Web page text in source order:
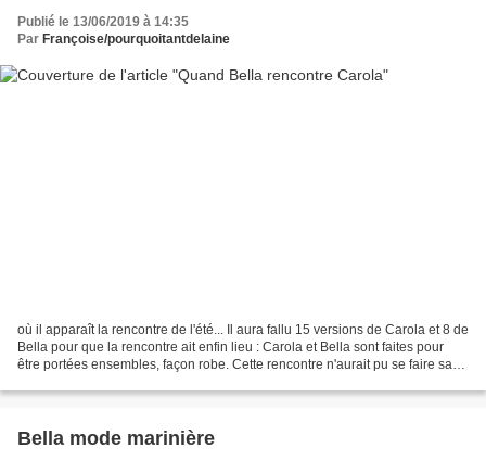
Publié le 13/06/2019 à 14:35
Par Françoise/pourquoitantdelaine
où il apparaît la rencontre de l'été... Il aura fallu 15 versions de Carola et 8 de
Bella pour que la rencontre ait enfin lieu : Carola et Bella sont faites pour
être portées ensembles, façon robe. Cette rencontre n'aurait pu se faire sans
Bella mode marinière